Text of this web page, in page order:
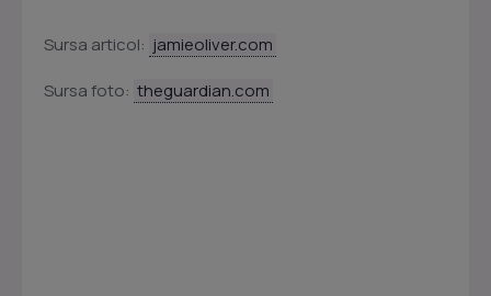
Sursa articol: jamieoliver.com
Sursa foto: theguardian.com